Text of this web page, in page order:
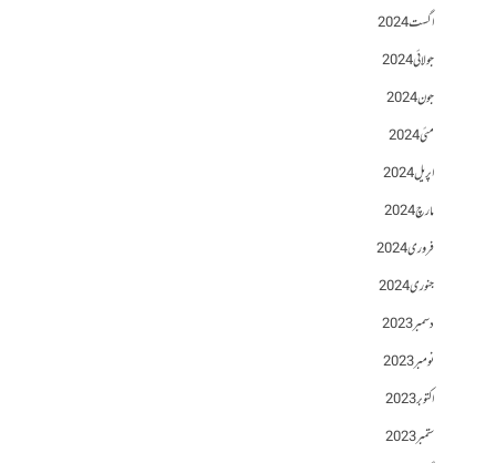
اگست 2024
جولائی 2024
جون 2024
مئی 2024
اپریل 2024
مارچ 2024
فروری 2024
جنوری 2024
دسمبر 2023
نومبر 2023
اکتوبر 2023
ستمبر 2023